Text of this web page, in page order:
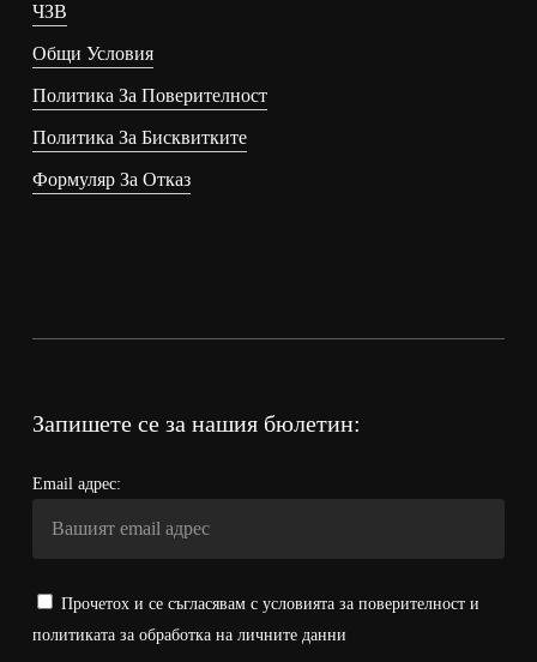
ЧЗВ
Общи Условия
Политика За Поверителност
Политика За Бисквитките
Формуляр За Отказ
Запишете се за нашия бюлетин:
Email адрес:
Прочетох и се съгласявам с условията за поверителност и
политиката за обработка на личните данни